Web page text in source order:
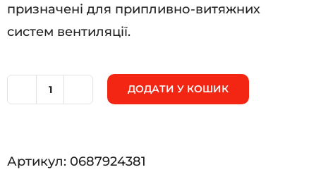
призначені для припливно-витяжних
систем вентиляції.
МВМПО
кількість
ДОДАТИ У КОШИК
Артикул: 0687924381